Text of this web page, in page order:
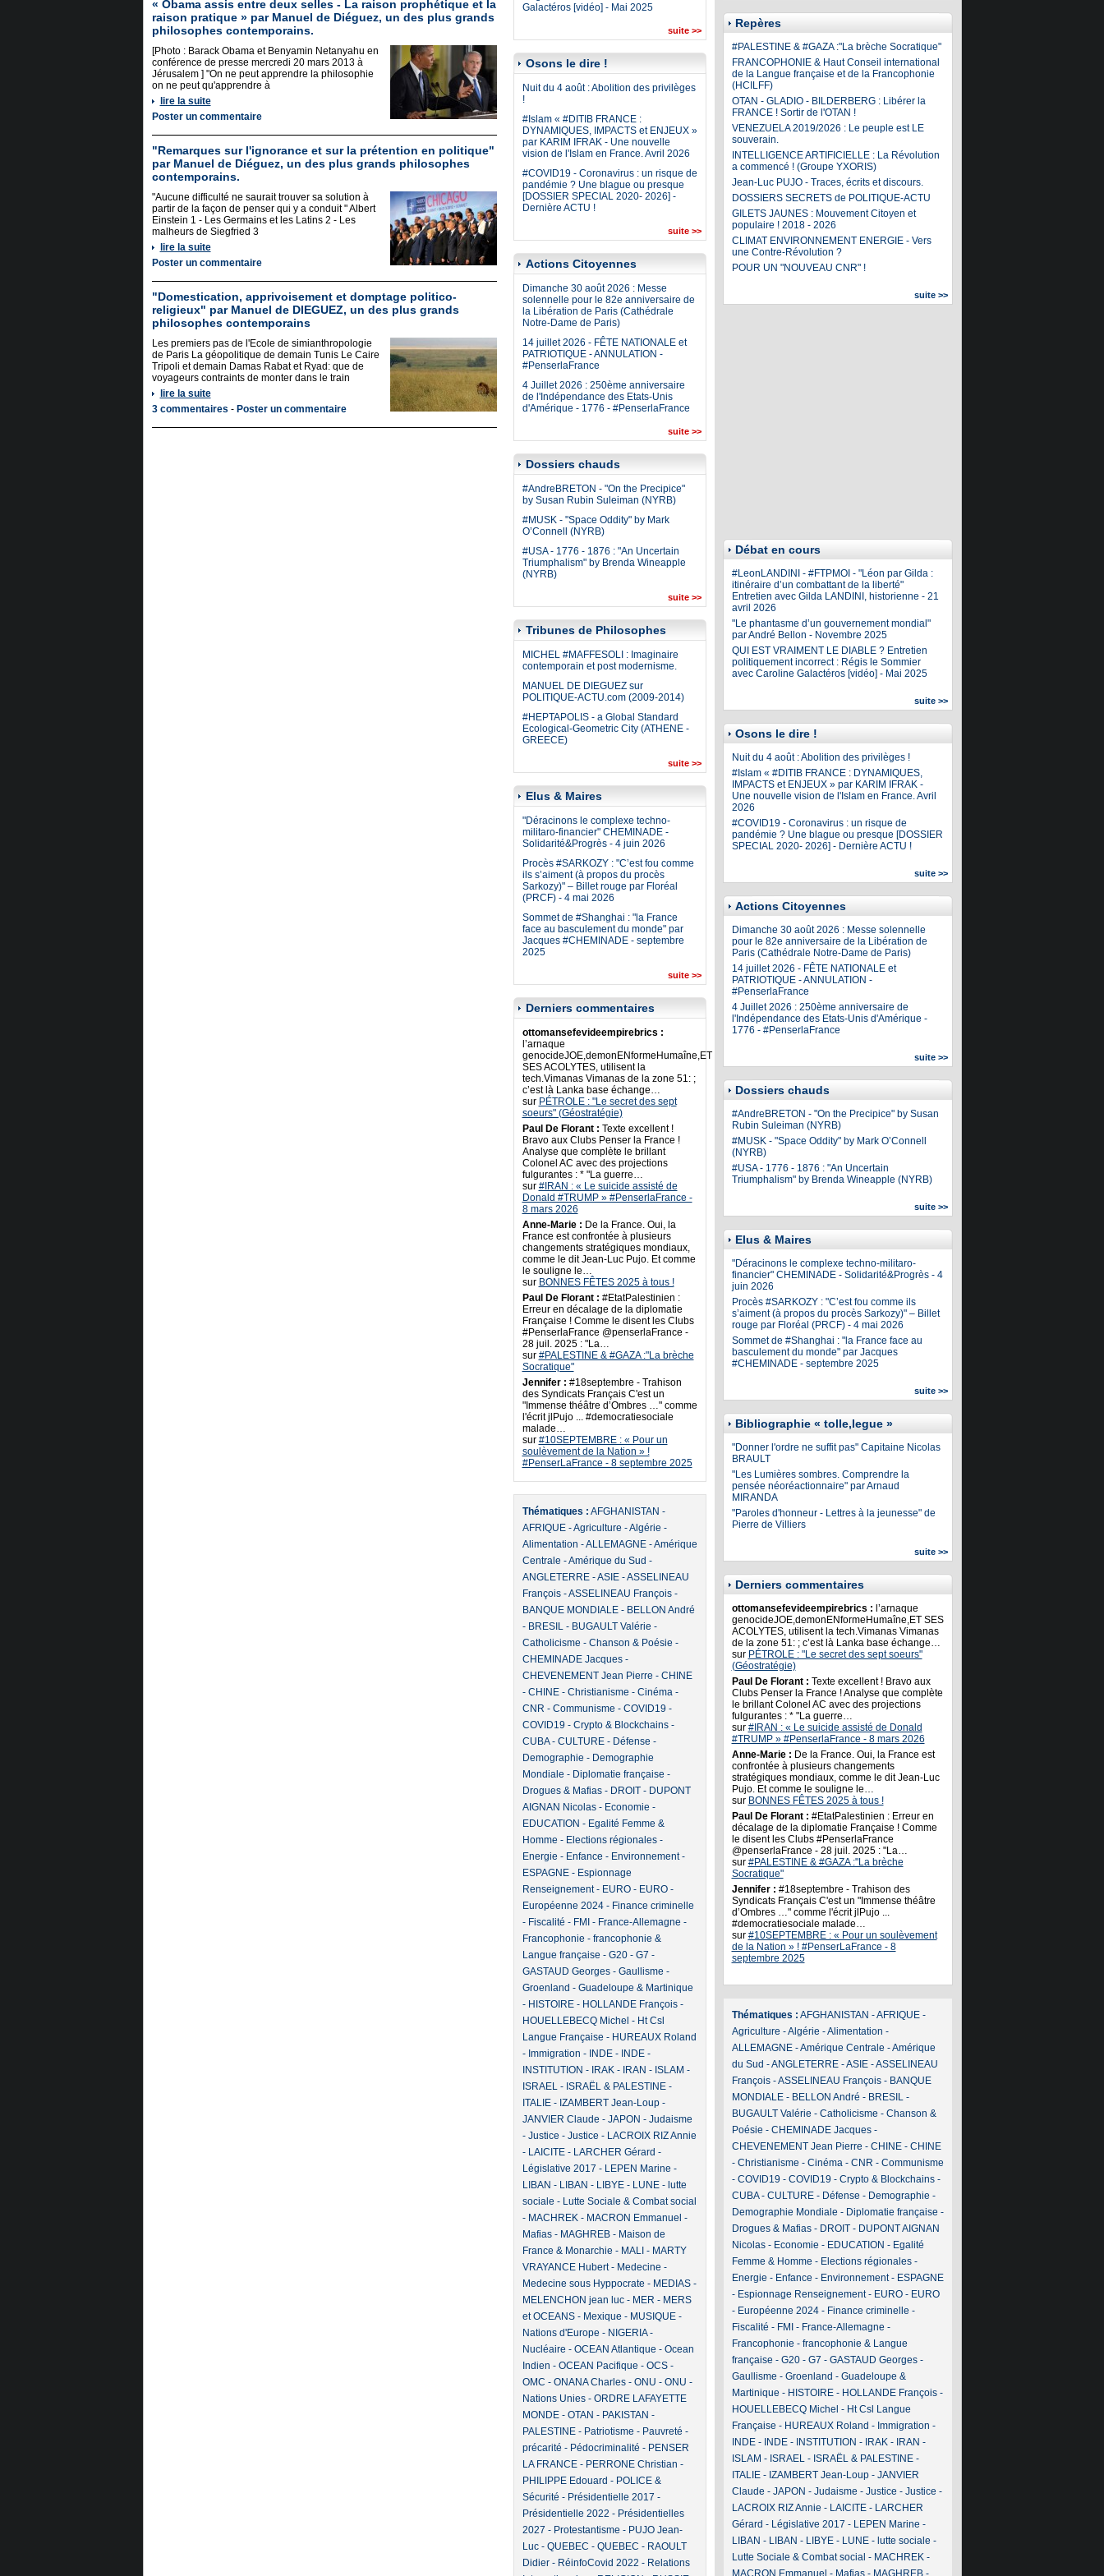
« Obama assis entre deux selles - La raison prophétique et la
raison pratique » par Manuel de Diéguez, un des plus grands
philosophes contemporains.
[Photo : Barack Obama et Benyamin Netanyahu en
conférence de presse mercredi 20 mars 2013 à
Jérusalem ] "On ne peut apprendre la philosophie
on ne peut qu'apprendre à
lire la suite
Poster un commentaire
"Remarques sur l'ignorance et sur la prétention en politique"
par Manuel de Diéguez, un des plus grands philosophes
contemporains.
"Aucune difficulté ne saurait trouver sa solution à
partir de la façon de penser qui y a conduit " Albert
Einstein 1 - Les Germains et les Latins 2 - Les
malheurs de Siegfried 3
lire la suite
Poster un commentaire
"Domestication, apprivoisement et domptage politico-
religieux" par Manuel de DIEGUEZ, un des plus grands
philosophes contemporains
Les premiers pas de l'Ecole de simianthropologie
de Paris La géopolitique de demain Tunis Le Caire
Tripoli et demain Damas Rabat et Ryad: que de
voyageurs contraints de monter dans le train
lire la suite
3 commentaires - Poster un commentaire
Galactéros [vidéo] - Mai 2025
suite >>
Osons le dire !
Nuit du 4 août : Abolition des privilèges
!
#Islam « #DITIB FRANCE :
DYNAMIQUES, IMPACTS et ENJEUX »
par KARIM IFRAK - Une nouvelle
vision de l'Islam en France. Avril 2026
#COVID19 - Coronavirus : un risque de
pandémie ? Une blague ou presque
[DOSSIER SPECIAL 2020- 2026] -
Dernière ACTU !
suite >>
Actions Citoyennes
Dimanche 30 août 2026 : Messe
solennelle pour le 82e anniversaire de
la Libération de Paris (Cathédrale
Notre-Dame de Paris)
14 juillet 2026 - FÊTE NATIONALE et
PATRIOTIQUE - ANNULATION -
#PenserlaFrance
4 Juillet 2026 : 250ème anniversaire
de l'Indépendance des Etats-Unis
d'Amérique - 1776 - #PenserlaFrance
suite >>
Dossiers chauds
#AndreBRETON - "On the Precipice"
by Susan Rubin Suleiman (NYRB)
#MUSK - "Space Oddity" by Mark
O’Connell (NYRB)
#USA - 1776 - 1876 : "An Uncertain
Triumphalism" by Brenda Wineapple
(NYRB)
suite >>
Tribunes de Philosophes
MICHEL #MAFFESOLI : Imaginaire
contemporain et post modernisme.
MANUEL DE DIEGUEZ sur
POLITIQUE-ACTU.com (2009-2014)
#HEPTAPOLIS - a Global Standard
Ecological-Geometric City (ATHENE -
GREECE)
suite >>
Elus & Maires
"Déracinons le complexe techno-
militaro-financier" CHEMINADE -
Solidarité&Progrès - 4 juin 2026
Procès #SARKOZY : "C’est fou comme
ils s’aiment (à propos du procès
Sarkozy)" – Billet rouge par Floréal
(PRCF) - 4 mai 2026
Sommet de #Shanghai : "la France
face au basculement du monde" par
Jacques #CHEMINADE - septembre
2025
suite >>
Derniers commentaires
ottomansefevideempirebrics :
l’arnaque
genocideJOE,demonENformeHumaîne,ET
SES ACOLYTES, utilisent la
tech.Vimanas Vimanas de la zone 51: ;
c’est là Lanka base échange…
sur PÉTROLE : "Le secret des sept
soeurs" (Géostratégie)
Paul De Florant : Texte excellent !
Bravo aux Clubs Penser la France !
Analyse que complète le brillant
Colonel AC avec des projections
fulgurantes : * "La guerre…
sur #IRAN : « Le suicide assisté de
Donald #TRUMP » #PenserlaFrance -
8 mars 2026
Anne-Marie : De la France. Oui, la
France est confrontée à plusieurs
changements stratégiques mondiaux,
comme le dit Jean-Luc Pujo. Et comme
le souligne le…
sur BONNES FÊTES 2025 à tous !
Paul De Florant : #EtatPalestinien :
Erreur en décalage de la diplomatie
Française ! Comme le disent les Clubs
#PenserlaFrance @penserlaFrance -
28 juil. 2025 : "La…
sur #PALESTINE & #GAZA :"La brèche
Socratique"
Jennifer : #18septembre - Trahison
des Syndicats Français C'est un
"Immense théâtre d’Ombres …" comme
l'écrit jlPujo ... #democratiesociale
malade…
sur #10SEPTEMBRE : « Pour un
soulèvement de la Nation » !
#PenserLaFrance - 8 septembre 2025
Thématiques : AFGHANISTAN -
AFRIQUE-Agriculture -Algérie -
Alimentation -ALLEMAGNE-Amérique
Centrale -Amérique du Sud -
ANGLETERRE-ASIE-ASSELINEAU
François-ASSELINEAU François-
BANQUE MONDIALE- BELLON André
- BRESIL- BUGAULT Valérie -
Catholicisme - Chanson & Poésie -
CHEMINADE Jacques-
CHEVENEMENT Jean Pierre - CHINE
- CHINE- Christianisme - Cinéma-
CNR - Communisme - COVID19 -
COVID19 - Crypto & Blockchains-
CUBA- CULTURE- Défense -
Demographie - Demographie
Mondiale - Diplomatie française -
Drogues & Mafias- DROIT- DUPONT
AIGNAN Nicolas- Economie -
EDUCATION - Egalité Femme &
Homme - Elections régionales-
Energie - Enfance - Environnement-
ESPAGNE- Espionnage
Renseignement- EURO- EURO-
Européenne 2024- Finance criminelle
- Fiscalité - FMI - France-Allemagne -
Francophonie - francophonie &
Langue française - G20- G7 -
GASTAUD Georges- Gaullisme -
Groenland - Guadeloupe & Martinique
- HISTOIRE- HOLLANDE François-
HOUELLEBECQ Michel - Ht Csl
Langue Française - HUREAUX Roland
- Immigration - INDE- INDE-
INSTITUTION - IRAK- IRAN - ISLAM -
ISRAEL- ISRAËL & PALESTINE-
ITALIE- IZAMBERT Jean-Loup-
JANVIER Claude - JAPON - Judaisme
- Justice - Justice - LACROIX RIZ Annie
- LAICITE- LARCHER Gérard -
Législative 2017 - LEPEN Marine -
LIBAN - LIBAN - LIBYE- LUNE- lutte
sociale - Lutte Sociale & Combat social
- MACHREK- MACRON Emmanuel -
Mafias- MAGHREB- Maison de
France & Monarchie - MALI - MARTY
VRAYANCE Hubert- Medecine -
Medecine sous Hyppocrate - MEDIAS-
MELENCHON jean luc- MER - MERS
et OCEANS- Mexique - MUSIQUE-
Nations d'Europe - NIGERIA-
Nucléaire - OCEAN Atlantique - Ocean
Indien - OCEAN Pacifique - OCS-
OMC - ONANA Charles- ONU - ONU -
Nations Unies- ORDRE LAFAYETTE
MONDE- OTAN - PAKISTAN -
PALESTINE- Patriotisme - Pauvreté -
précarité - Pédocriminalité - PENSER
LA FRANCE- PERRONE Christian -
PHILIPPE Edouard - POLICE &
Sécurité - Présidentielle 2017 -
Présidentielle 2022 - Présidentielles
2027 - Protestantisme - PUJO Jean-
Luc- QUEBEC - QUEBEC - RAOULT
Didier- RéinfoCovid 2022 - Relations
Repères
#PALESTINE & #GAZA :"La brèche Socratique"
FRANCOPHONIE & Haut Conseil international
de la Langue française et de la Francophonie
(HCILFF)
OTAN - GLADIO - BILDERBERG : Libérer la
FRANCE ! Sortir de l'OTAN !
VENEZUELA 2019/2026 : Le peuple est LE
souverain.
INTELLIGENCE ARTIFICIELLE : La Révolution
a commencé ! (Groupe YXORIS)
Jean-Luc PUJO - Traces, écrits et discours.
DOSSIERS SECRETS de POLITIQUE-ACTU
GILETS JAUNES : Mouvement Citoyen et
populaire ! 2018 - 2026
CLIMAT ENVIRONNEMENT ENERGIE - Vers
une Contre-Révolution ?
POUR UN "NOUVEAU CNR" !
suite >>
Débat en cours
#LeonLANDINI - #FTPMOI - "Léon par Gilda :
itinéraire d’un combattant de la liberté"
Entretien avec Gilda LANDINI, historienne - 21
avril 2026
"Le phantasme d’un gouvernement mondial"
par André Bellon - Novembre 2025
QUI EST VRAIMENT LE DIABLE ? Entretien
politiquement incorrect : Régis le Sommier
avec Caroline Galactéros [vidéo] - Mai 2025
suite >>
Osons le dire !
Nuit du 4 août : Abolition des privilèges !
#Islam « #DITIB FRANCE : DYNAMIQUES,
IMPACTS et ENJEUX » par KARIM IFRAK -
Une nouvelle vision de l'Islam en France. Avril
2026
#COVID19 - Coronavirus : un risque de
pandémie ? Une blague ou presque [DOSSIER
SPECIAL 2020- 2026] - Dernière ACTU !
suite >>
Actions Citoyennes
Dimanche 30 août 2026 : Messe solennelle
pour le 82e anniversaire de la Libération de
Paris (Cathédrale Notre-Dame de Paris)
14 juillet 2026 - FÊTE NATIONALE et
PATRIOTIQUE - ANNULATION -
#PenserlaFrance
4 Juillet 2026 : 250ème anniversaire de
l'Indépendance des Etats-Unis d'Amérique -
1776 - #PenserlaFrance
suite >>
Dossiers chauds
#AndreBRETON - "On the Precipice" by Susan
Rubin Suleiman (NYRB)
#MUSK - "Space Oddity" by Mark O’Connell
(NYRB)
#USA - 1776 - 1876 : "An Uncertain
Triumphalism" by Brenda Wineapple (NYRB)
suite >>
Elus & Maires
"Déracinons le complexe techno-militaro-
financier" CHEMINADE - Solidarité&Progrès - 4
juin 2026
Procès #SARKOZY : "C’est fou comme ils
s’aiment (à propos du procès Sarkozy)" – Billet
rouge par Floréal (PRCF) - 4 mai 2026
Sommet de #Shanghai : "la France face au
basculement du monde" par Jacques
#CHEMINADE - septembre 2025
suite >>
Bibliographie « tolle,legue »
"Donner l'ordre ne suffit pas" Capitaine Nicolas
BRAULT
"Les Lumières sombres. Comprendre la
pensée néoréactionnaire" par Arnaud
MIRANDA
"Paroles d'honneur - Lettres à la jeunesse" de
Pierre de Villiers
suite >>
Derniers commentaires
ottomansefevideempirebrics : l’arnaque
genocideJOE,demonENformeHumaîne,ET SES
ACOLYTES, utilisent la tech.Vimanas Vimanas
de la zone 51: ; c’est là Lanka base échange…
sur PÉTROLE : "Le secret des sept soeurs"
(Géostratégie)
Paul De Florant : Texte excellent ! Bravo aux
Clubs Penser la France ! Analyse que complète
le brillant Colonel AC avec des projections
fulgurantes : * "La guerre…
sur #IRAN : « Le suicide assisté de Donald
#TRUMP » #PenserlaFrance - 8 mars 2026
Anne-Marie : De la France. Oui, la France est
confrontée à plusieurs changements
stratégiques mondiaux, comme le dit Jean-Luc
Pujo. Et comme le souligne le…
sur BONNES FÊTES 2025 à tous !
Paul De Florant : #EtatPalestinien : Erreur en
décalage de la diplomatie Française ! Comme
le disent les Clubs #PenserlaFrance
@penserlaFrance - 28 juil. 2025 : "La…
sur #PALESTINE & #GAZA :"La brèche
Socratique"
Jennifer : #18septembre - Trahison des
Syndicats Français C'est un "Immense théâtre
d’Ombres …" comme l'écrit jlPujo ...
#democratiesociale malade…
sur #10SEPTEMBRE : « Pour un soulèvement
de la Nation » ! #PenserLaFrance - 8
septembre 2025
Thématiques : AFGHANISTAN -AFRIQUE-
Agriculture -Algérie -Alimentation -
ALLEMAGNE-Amérique Centrale -Amérique
du Sud -ANGLETERRE-ASIE-ASSELINEAU
François-ASSELINEAU François- BANQUE
MONDIALE- BELLON André - BRESIL-
BUGAULT Valérie - Catholicisme - Chanson &
Poésie - CHEMINADE Jacques-
CHEVENEMENT Jean Pierre - CHINE- CHINE
- Christianisme - Cinéma- CNR - Communisme
- COVID19 - COVID19 - Crypto & Blockchains-
CUBA- CULTURE- Défense - Demographie -
Demographie Mondiale - Diplomatie française -
Drogues & Mafias- DROIT- DUPONT AIGNAN
Nicolas- Economie - EDUCATION - Egalité
Femme & Homme - Elections régionales-
Energie - Enfance - Environnement- ESPAGNE
- Espionnage Renseignement- EURO- EURO
- Européenne 2024- Finance criminelle -
Fiscalité - FMI - France-Allemagne -
Francophonie - francophonie & Langue
française - G20- G7 - GASTAUD Georges-
Gaullisme - Groenland - Guadeloupe &
Martinique - HISTOIRE- HOLLANDE François-
HOUELLEBECQ Michel - Ht Csl Langue
Française - HUREAUX Roland - Immigration -
INDE- INDE- INSTITUTION - IRAK- IRAN -
ISLAM - ISRAEL- ISRAËL & PALESTINE-
ITALIE- IZAMBERT Jean-Loup- JANVIER
Claude - JAPON - Judaisme - Justice - Justice -
LACROIX RIZ Annie - LAICITE- LARCHER
Gérard - Législative 2017 - LEPEN Marine -
LIBAN - LIBAN - LIBYE- LUNE- lutte sociale -
Lutte Sociale & Combat social - MACHREK-
MACRON Emmanuel - Mafias- MAGHREB-